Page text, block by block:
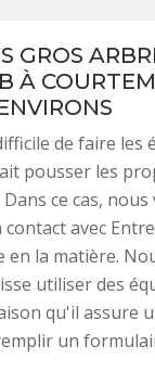
GROS
À
de faire les
pousser les
ce cas,
avec
en la matière.
utiliser des
qu'il assure
un